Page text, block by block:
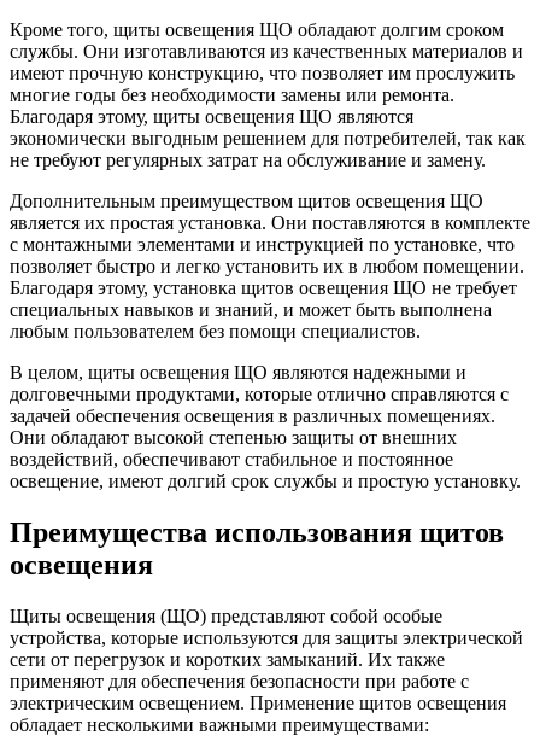
Кроме того, щиты освещения ЩО обладают долгим сроком
службы. Они изготавливаются из качественных материалов и
имеют прочную конструкцию, что позволяет им прослужить
многие годы без необходимости замены или ремонта.
Благодаря этому, щиты освещения ЩО являются
экономически выгодным решением для потребителей, так как
не требуют регулярных затрат на обслуживание и замену.
Дополнительным преимуществом щитов освещения ЩО
является их простая установка. Они поставляются в комплекте
с монтажными элементами и инструкцией по установке, что
позволяет быстро и легко установить их в любом помещении.
Благодаря этому, установка щитов освещения ЩО не требует
специальных навыков и знаний, и может быть выполнена
любым пользователем без помощи специалистов.
В целом, щиты освещения ЩО являются надежными и
долговечными продуктами, которые отлично справляются с
задачей обеспечения освещения в различных помещениях.
Они обладают высокой степенью защиты от внешних
воздействий, обеспечивают стабильное и постоянное
освещение, имеют долгий срок службы и простую установку.
Преимущества использования щитов
освещения
Щиты освещения (ЩО) представляют собой особые
устройства, которые используются для защиты электрической
сети от перегрузок и коротких замыканий. Их также
применяют для обеспечения безопасности при работе с
электрическим освещением. Применение щитов освещения
обладает несколькими важными преимуществами: